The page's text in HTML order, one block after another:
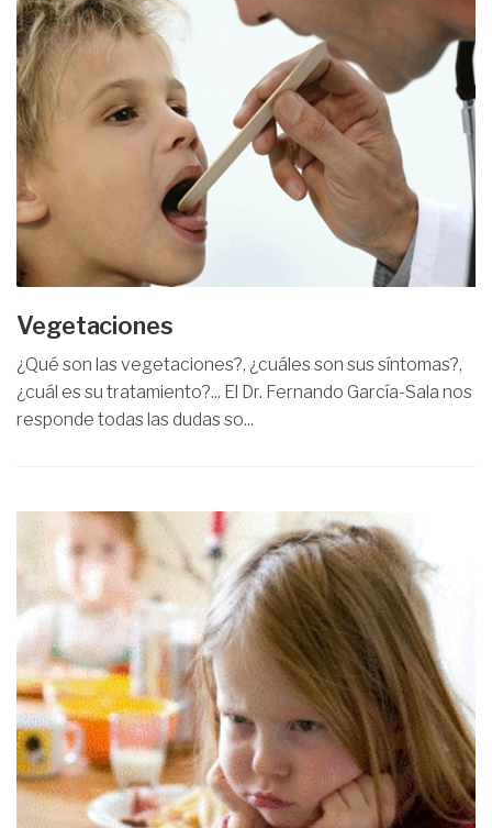
Vegetaciones
¿Qué son las vegetaciones?, ¿cuáles son sus síntomas?,
¿cuál es su tratamiento?... El Dr. Fernando García-Sala nos
responde todas las dudas so...